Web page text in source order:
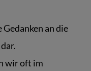
an die
wir oft im